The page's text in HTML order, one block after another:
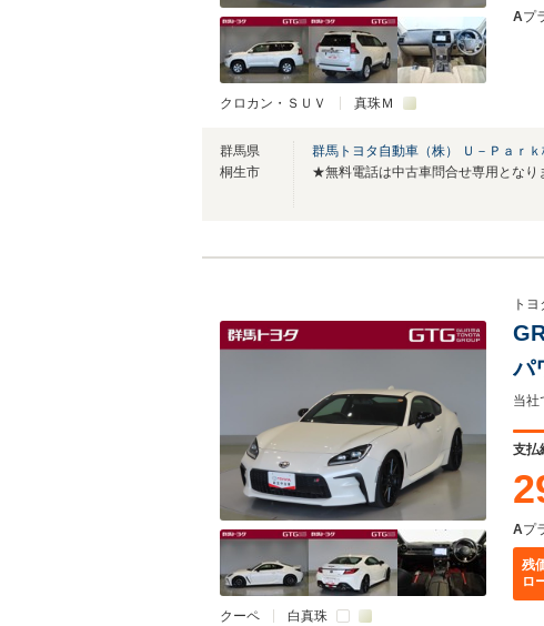
クロカン・ＳＵＶ 真珠Ｍ
Aプ
群馬県
桐生市
群馬トヨタ自動車（株） Ｕ－Ｐａｒ
クーペ 白真珠
トヨ
パ
ル
当社
支払
Aプ
残
ロ